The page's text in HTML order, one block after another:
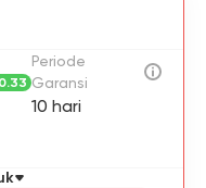
di beberapa
Whisk)
Google Photos,
Periode
Garansi
10 hari